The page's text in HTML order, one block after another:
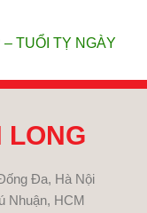
TUỔI TỴ NGÀY
LONG
Đa, Hà Nội
Nhuận, HCM